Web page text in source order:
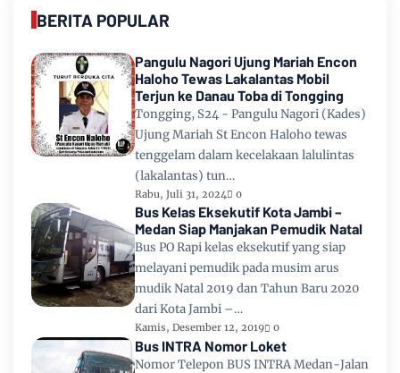
BERITA POPULAR
Pangulu Nagori Ujung Mariah Encon
Haloho Tewas Lakalantas Mobil
Terjun ke Danau Toba di Tongging
Tongging, S24 - Pangulu Nagori (Kades)
Ujung Mariah St Encon Haloho tewas
tenggelam dalam kecelakaan lalulintas
(lakalantas) tun…
Rabu, Juli 31, 2024 0
Bus Kelas Eksekutif Kota Jambi –
Medan Siap Manjakan Pemudik Natal
Bus PO Rapi kelas eksekutif yang siap
melayani pemudik pada musim arus
mudik Natal 2019 dan Tahun Baru 2020
dari Kota Jambi –…
Kamis, Desember 12, 2019 0
Bus INTRA Nomor Loket
Nomor Telepon BUS INTRA Medan-Jalan